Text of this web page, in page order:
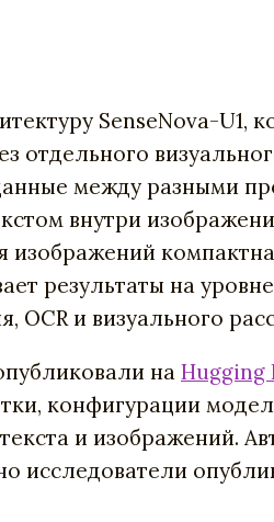
SenseNova-U1,
отдельного
между разными
внутри
результаты на
OCR и визуального
на Hugging
конфигурации
и изображений.